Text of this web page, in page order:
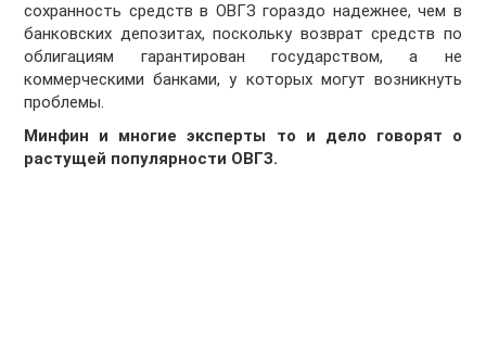
сохранность средств в ОВГЗ гораздо надежнее, чем в
банковских депозитах, поскольку возврат средств по
облигациям гарантирован государством, а не
коммерческими банками, у которых могут возникнуть
проблемы.
Минфин и многие эксперты то и дело говорят о
растущей популярности ОВГЗ.